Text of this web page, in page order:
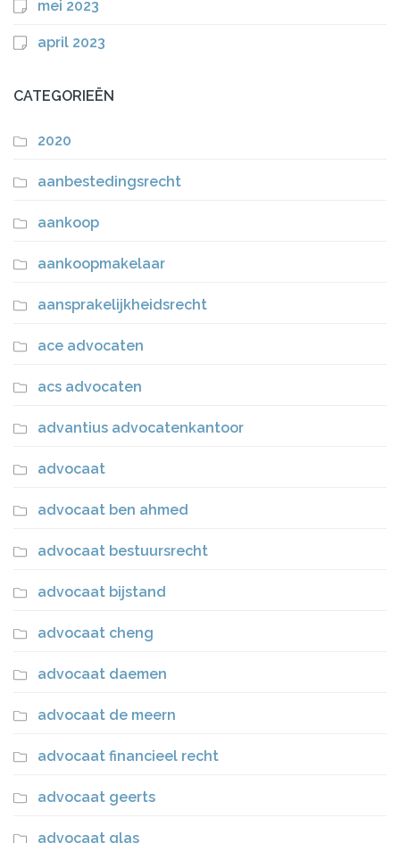
mei 2023
april 2023
CATEGORIEËN
2020
aanbestedingsrecht
aankoop
aankoopmakelaar
aansprakelijkheidsrecht
ace advocaten
acs advocaten
advantius advocatenkantoor
advocaat
advocaat ben ahmed
advocaat bestuursrecht
advocaat bijstand
advocaat cheng
advocaat daemen
advocaat de meern
advocaat financieel recht
advocaat geerts
advocaat glas